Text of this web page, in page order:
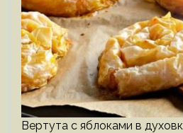
Вертута с яблоками в